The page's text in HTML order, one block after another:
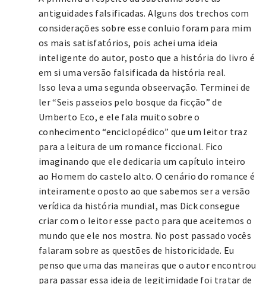
antiguidades falsificadas. Alguns dos trechos com
considerações sobre esse conluio foram para mim
os mais satisfatórios, pois achei uma ideia
inteligente do autor, posto que a história do livro é
em si uma versão falsificada da história real.
Isso leva a uma segunda obseervação. Terminei de
ler “Seis passeios pelo bosque da ficção” de
Umberto Eco, e ele fala muito sobre o
conhecimento “enciclopédico” que um leitor traz
para a leitura de um romance ficcional. Fico
imaginando que ele dedicaria um capítulo inteiro
ao Homem do castelo alto. O cenário do romance é
inteiramente oposto ao que sabemos ser a versão
verídica da história mundial, mas Dick consegue
criar com o leitor esse pacto para que aceitemos o
mundo que ele nos mostra. No post passado vocês
falaram sobre as questões de historicidade. Eu
penso que uma das maneiras que o autor encontrou
para passar essa ideia de legitimidade foi tratar de